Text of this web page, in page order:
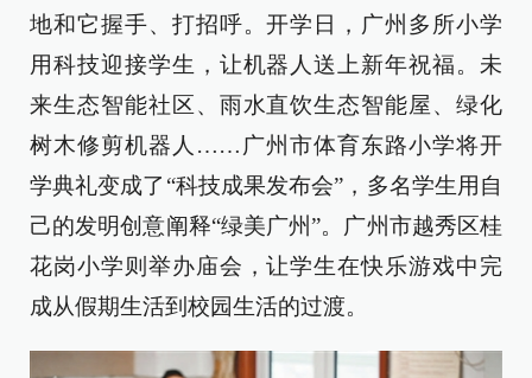
地和它握手、打招呼。开学日，广州多所小学
用科技迎接学生，让机器人送上新年祝福。未
来生态智能社区、雨水直饮生态智能屋、绿化
树木修剪机器人……广州市体育东路小学将开
学典礼变成了“科技成果发布会”，多名学生用自
己的发明创意阐释“绿美广州”。广州市越秀区桂
花岗小学则举办庙会，让学生在快乐游戏中完
成从假期生活到校园生活的过渡。